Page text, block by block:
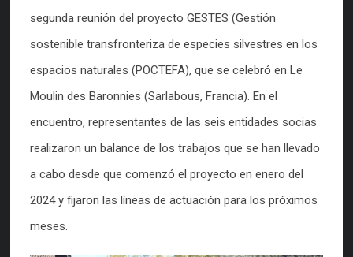
segunda reunión del proyecto GESTES (Gestión
sostenible transfronteriza de especies silvestres en los
espacios naturales (POCTEFA), que se celebró en Le
Moulin des Baronnies (Sarlabous, Francia). En el
encuentro, representantes de las seis entidades socias
realizaron un balance de los trabajos que se han llevado
a cabo desde que comenzó el proyecto en enero del
2024 y fijaron las líneas de actuación para los próximos
meses.